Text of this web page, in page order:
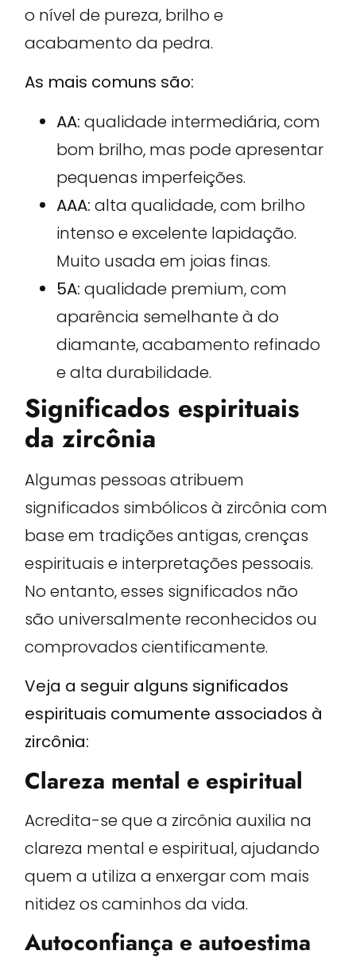
o nível de pureza, brilho e
acabamento da pedra.
As mais comuns são:
AA: qualidade intermediária, com
bom brilho, mas pode apresentar
pequenas imperfeições.
AAA: alta qualidade, com brilho
intenso e excelente lapidação.
Muito usada em joias finas.
5A: qualidade premium, com
aparência semelhante à do
diamante, acabamento refinado
e alta durabilidade.
Significados espirituais
da zircônia
Algumas pessoas atribuem
significados simbólicos à zircônia com
base em tradições antigas, crenças
espirituais e interpretações pessoais.
No entanto, esses significados não
são universalmente reconhecidos ou
comprovados cientificamente.
Veja a seguir alguns significados
espirituais comumente associados à
zircônia:
Clareza mental e espiritual
Acredita-se que a zircônia auxilia na
clareza mental e espiritual, ajudando
quem a utiliza a enxergar com mais
nitidez os caminhos da vida.
Autoconfiança e autoestima